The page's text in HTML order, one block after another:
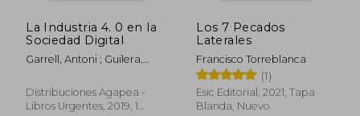
Rápido
La Industria 4. 0 en la
Sociedad Digital
Garrell, Antoni ; Guilera,
Distribuciones Agapea -
Libros Urgentes, 2019, 1
Los 7 Pecados
Laterales
Francisco Torreblanca
(1)
Esic Editorial, 2021, Tapa
Blanda, Nuevo